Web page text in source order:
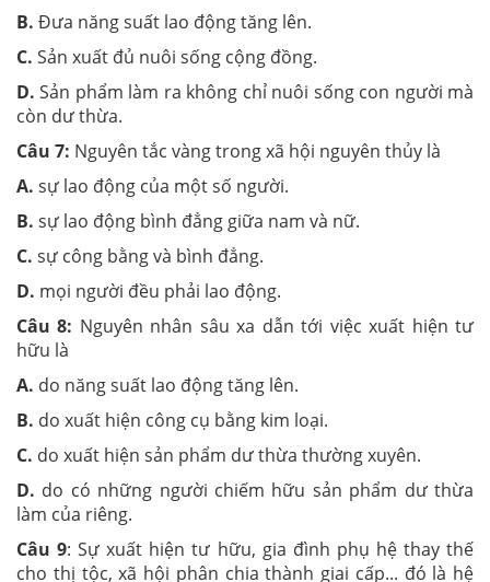
B. Đưa năng suất lao động tăng lên.
C. Sản xuất đủ nuôi sống cộng đồng.
D.Sản phẩm làm ra không chỉ nuôi sống con người mà
còn dư thừa.
Câu 7: Nguyên tắc vàng trong xã hội nguyên thủy là
A. sự lao động của một số người.
B. sự lao động bình đẳng giữa nam và nữ.
C. sự công bằng và bình đẳng.
D. mọi người đều phải lao động.
Câu 8: Nguyên nhân sâu xa dẫn tới việc xuất hiện tư
hữu là
A. do năng suất lao động tăng lên.
B. do xuất hiện công cụ bằng kim loại.
C. do xuất hiện sản phẩm dư thừa thường xuyên.
D. do có những người chiếm hữu sản phẩm dư thừa
làm của riêng.
Câu 9: Sự xuất hiện tư hữu, gia đình phụ hệ thay thế
cho thị tộc, xã hội phân chia thành giai cấp... đó là hệ